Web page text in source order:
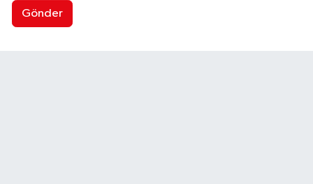
Gönder